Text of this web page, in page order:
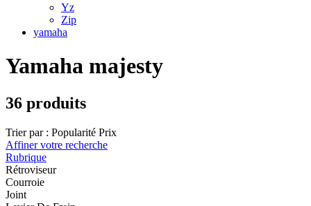
Yz
Zip
yamaha
Yamaha majesty
36 produits
Trier par : Popularité Prix
Affiner votre recherche
Rubrique
Rétroviseur
Courroie
Joint